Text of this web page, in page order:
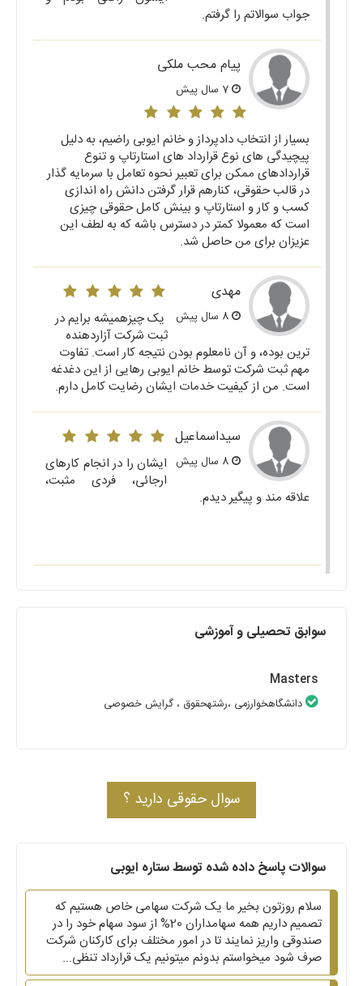
جواب سوالاتم را گرفتم.
پیام محب ملکی
بسیار از انتخاب دادپرداز و خانم ایوبی راضیم، به دلیل
پیچیدگی های نوع قرارداد های استارتاپ و تنوع
قراردادهای ممکن برای تعبیر نحوه تعامل با سرمایه گذار
در قالب حقوقی، کنارهم قرار گرفتن دانش راه اندازی
کسب و کار و استارتاپ و بینش کامل حقوقی چیزی
است که معمولا کمتر در دسترس باشه که به لطف این
عزیزان برای من حاصل شد.
مهدی
یک چیزهمیشه برایم در
ثبت شرکت آزاردهنده
ترین بوده، و آن نامعلوم بودن نتیجه کار است. تفاوت
مهم ثبت شرکت توسط خانم ایوبی رهایی از این دغدغه
است. من از کیفیت خدمات ایشان رضایت کامل دارم.
سیداسماعیل
ایشان را در انجام کارهای
ارجائی، فردی مثبت،
علاقه مند و پیگیر دیدم.
سوابق تحصیلی و آموزشی
Masters
دانشگاهخوارزمی ،رشتهحقوق ، گرایش خصوصی
سوال حقوقی دارید ؟
سوالات پاسخ داده شده توسط ستاره ایوبی
سلام روزتون بخیر ما یک شرکت سهامی خاص هستیم که
تصمیم داریم همه سهامداران 20% از سود سهام خود را در
صندوقی واریز نمایند تا در امور مختلف برای کارکنان شرکت
صرف شود میخواستم بدونم میتونیم یک قرارداد تنظی...